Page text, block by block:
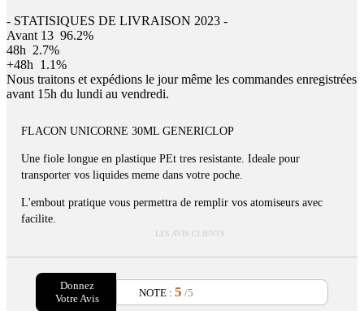
- STATISIQUES DE LIVRAISON 2023 -
Avant 13 96.2%
48h 2.7%
+48h 1.1%
Nous traitons et expédions le jour même les commandes enregistrées
avant 15h du lundi au vendredi.
FLACON UNICORNE 30ML GENERICLOP
Une fiole longue en plastique PEt tres resistante. Ideale pour
transporter vos liquides meme dans votre poche.
L'embout pratique vous permettra de remplir vos atomiseurs avec
facilite.
LES AVIS CLIENTS
Donnez
Votre Avis
NOTE : 5 /5